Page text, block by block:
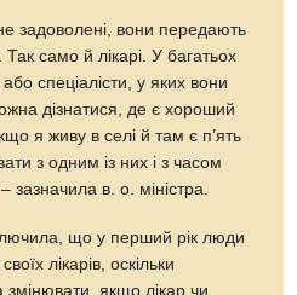
задоволені, вони передають
само й лікарі. У багатьох
або спеціалісти, у яких вони
дізнатися, де є хороший
я живу в селі й там є п’ять
з одним із них і з часом
зазначила в. о. міністра.
що у перший рік люди
лікарів, оскільки
змінювати, якщо лікар чи